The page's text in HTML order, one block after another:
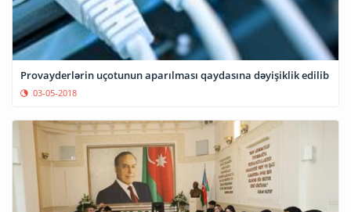
Provayderlərin uçotunun aparılması qaydasına dəyişiklik edilib
03-05-2018